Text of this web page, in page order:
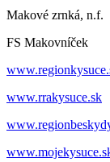
Makové zrnká, n.f.
FS Makovníček
www.rrakysuce.sk